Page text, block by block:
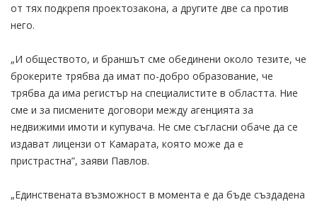
от тях подкрепя проектозакона, а другите две са против
него.
„И обществото, и браншът сме обединени около тезите, че
брокерите трябва да имат по-добро образование, че
трябва да има регистър на специалистите в областта. Ние
сме и за писмените договори между агенцията за
недвижими имоти и купувача. Не сме съгласни обаче да се
издават лицензи от Камарата, която може да е
пристрастна”, заяви Павлов.
„Единствената възможност в момента е да бъде създадена